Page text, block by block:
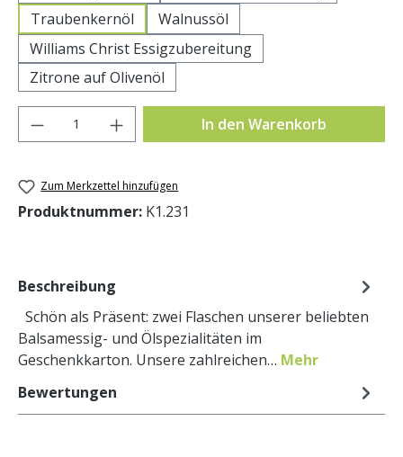
Traubenkernöl
Walnussöl
Williams Christ Essigzubereitung
Zitrone auf Olivenöl
Produkt Anzahl: Gib den gewünschten
In den Warenkorb
Zum Merkzettel hinzufügen
Produktnummer: K1.231
Beschreibung
Schön als Präsent: zwei Flaschen unserer beliebten
Balsamessig- und Ölspezialitäten im
Geschenkkarton. Unsere zahlreichen… Mehr
Bewertungen